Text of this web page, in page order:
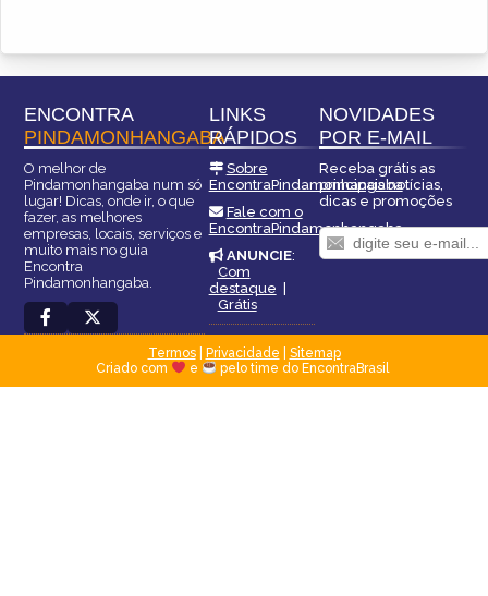
ENCONTRA
PINDAMONHANGABA
O melhor de
Pindamonhangaba num só
lugar! Dicas, onde ir, o que
fazer, as melhores
empresas, locais, serviços e
muito mais no guia
Encontra
Pindamonhangaba.
LINKS
RÁPIDOS
Sobre
EncontraPindamonhangaba
Fale com o
EncontraPindamonhangaba
ANUNCIE:
Com
destaque
Grátis
NOVIDADES
POR E-MAIL
Receba grátis as
principais notícias,
dicas e promoções
Termos| Privacidade
Sitemap
Criado com
e pelo time do EncontraBrasil